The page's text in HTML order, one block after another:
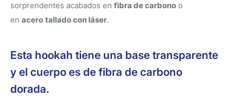
sorprendentes acabados en fibra de carbono o
en acero tallado con láser.
Esta hookah tiene una base transparente
y el cuerpo es de fibra de carbono
dorada.